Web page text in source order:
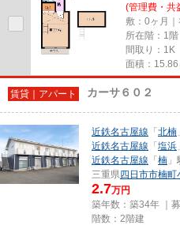
(管理費・共
敷：0ヶ月｜
所在階：1階
間取り：1K
面積：15.86
賃貸｜アパート カーサ６０２
近鉄名古屋線 「 北楠
近鉄名古屋線 「 塩浜
近鉄名古屋線 「 楠
三重県四日市市楠町
2.7万円
築年数：築34年 ｜募
階数：2階建